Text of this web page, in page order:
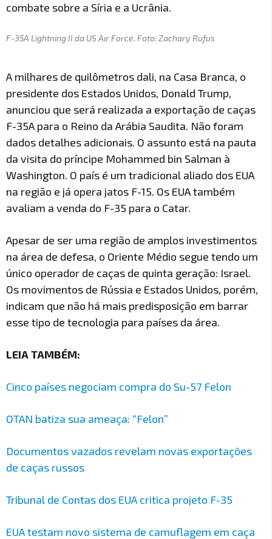
combate sobre a Síria e a Ucrânia.
F-35A Lightning II da US Air Force. Foto: Zachary Rufus
A milhares de quilômetros dali, na Casa Branca, o
presidente dos Estados Unidos, Donald Trump,
anunciou que será realizada a exportação de caças
F-35A para o Reino da Arábia Saudita. Não foram
dados detalhes adicionais. O assunto está na pauta
da visita do príncipe Mohammed bin Salman à
Washington. O país é um tradicional aliado dos EUA
na região e já opera jatos F-15. Os EUA também
avaliam a venda do F-35 para o Catar.
Apesar de ser uma região de amplos investimentos
na área de defesa, o Oriente Médio segue tendo um
único operador de caças de quinta geração: Israel.
Os movimentos de Rússia e Estados Unidos, porém,
indicam que não há mais predisposição em barrar
esse tipo de tecnologia para países da área.
LEIA TAMBÉM:
Cinco países negociam compra do Su-57 Felon
OTAN batiza sua ameaça: “Felon”
Documentos vazados revelam novas exportações
de caças russos
Tribunal de Contas dos EUA critica projeto F-35
EUA testam novo sistema de camuflagem em caça